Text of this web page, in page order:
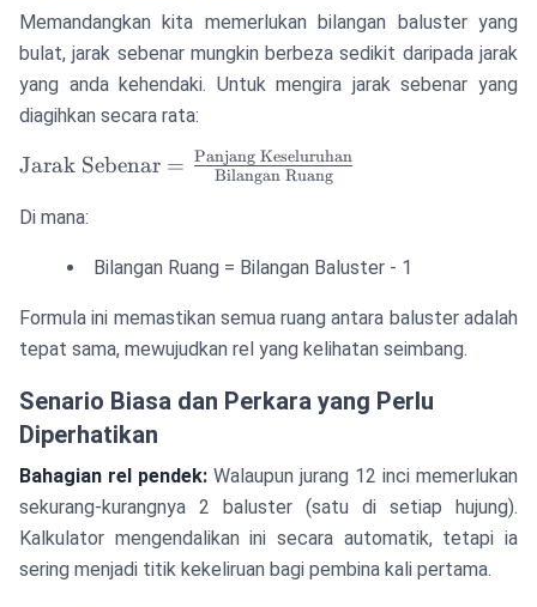
Memandangkan kita memerlukan bilangan baluster yang
bulat, jarak sebenar mungkin berbeza sedikit daripada jarak
yang anda kehendaki. Untuk mengira jarak sebenar yang
diagihkan secara rata:
\text{Jarak
\frac{\text{Panjang
{\text{Bilangan
Jarak Sebenar = Bilangan Ruang
Panjang Keseluruhan
Di mana:
Bilangan Ruang = Bilangan Baluster - 1
Formula ini memastikan semua ruang antara baluster adalah
tepat sama, mewujudkan rel yang kelihatan seimbang.
Senario Biasa dan Perkara yang Perlu
Diperhatikan
Bahagian rel pendek: Walaupun jurang 12 inci memerlukan
sekurang-kurangnya 2 baluster (satu di setiap hujung).
Kalkulator mengendalikan ini secara automatik, tetapi ia
sering menjadi titik kekeliruan bagi pembina kali pertama.